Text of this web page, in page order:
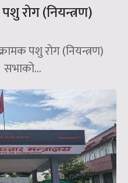
रोग (नियन्त्रण)
पशु रोग (नियन्त्रण)